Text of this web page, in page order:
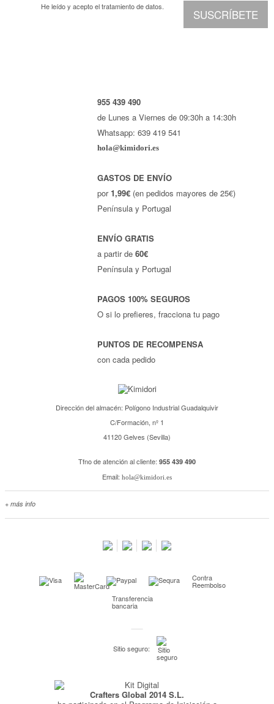
SUSCRÍBETE
He leído y acepto eltratamiento de datos.
955 439 490
de Lunes a Viernes de 09:30h a 14:30h
Whatsapp: 639 419 541
hola@kimidori.es
GASTOS DE ENVÍO
por 1,99€ (en pedidos mayores de 25€)
Península y Portugal
ENVÍO GRATIS
a partir de60€
Península y Portugal
PAGOS 100% SEGUROS
O si lo prefieres, fracciona tu pago
PUNTOS DE RECOMPENSA
con cada pedido
Dirección del almacén: Polígono Industrial Guadalquivir
C/Formación, nº 1
41120 Gelves (Sevilla)
Tfno de atención al cliente: 955 439 490
Email: hola@kimidori.es
+ más info
Kimidori PRINT, nuestro servicio de impresión de fotos
Pago seguro y financiación
Contra
Reembolso
Transferencia
bancaria
Sitio seguro:
Crafters Global 2014 S.L.